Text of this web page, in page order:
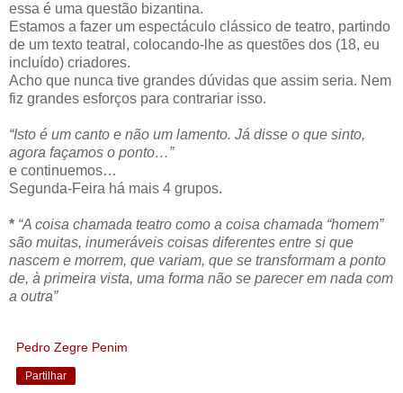
essa é uma questão bizantina.
Estamos a fazer um espectáculo clássico de teatro, partindo
de um texto teatral, colocando-lhe as questões dos (18, eu
incluído) criadores.
Acho que nunca tive grandes dúvidas que assim seria. Nem
fiz grandes esforços para contrariar isso.
“Isto é um canto e não um lamento. Já disse o que sinto,
agora façamos o ponto…”
e continuemos…
Segunda-Feira há mais 4 grupos.
* “A coisa chamada teatro como a coisa chamada “homem”
são muitas, inumeráveis coisas diferentes entre si que
nascem e morrem, que variam, que se transformam a ponto
de, à primeira vista, uma forma não se parecer em nada com
a outra”
Pedro Zegre Penim
Partilhar